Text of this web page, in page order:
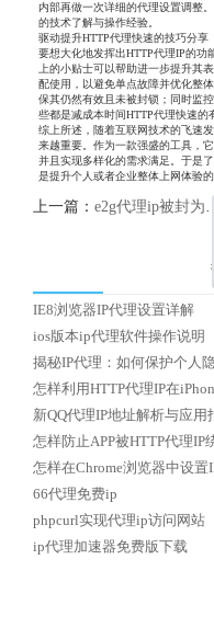
内部再做一次详细的代理设置调整
的技术了解与操作经验。
驱动提升HTTP代理快速的技巧分享
要想大化地发挥出HTTP代理IP的功
上的小贴士可以帮助进一步提升其
配使用，以避免单点故障并优化整
保其仍然有效且未被封锁；同时监
些都是减成本时间HTTP代理快速的
综上所述，随着互联网技术的飞速
来越重要。作为一款强盛的工具，
并且实现多样化的需求满足。于是
是提升个人或者企业整体上网体验的
上一篇： e2g代理ip被封为何出现及应对策略
IE8浏览器IP代理设置详解
ios版本ip代理软件操作说明
揭秘IP代理：如何保护个人
怎样利用HTTP代理IP在
新QQ代理IP地址解析与应用
怎样防止APP被HTTP代理IP
怎样在Chrome浏览器中设置
66代理免费ip
phpcurl实现代理ip访问网站
ip代理加速器免费版下载